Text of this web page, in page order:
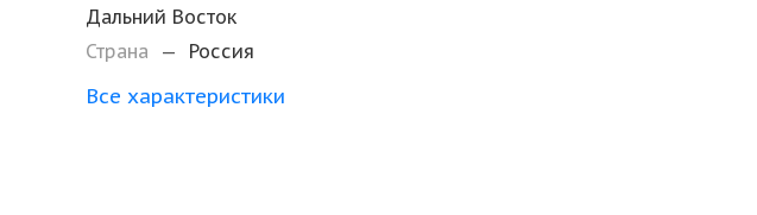
Дальний Восток
Страна
— Россия
Все характеристики